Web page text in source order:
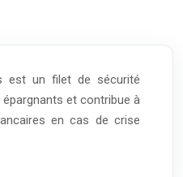
est un filet de sécurité
et contribue à
en cas de crise